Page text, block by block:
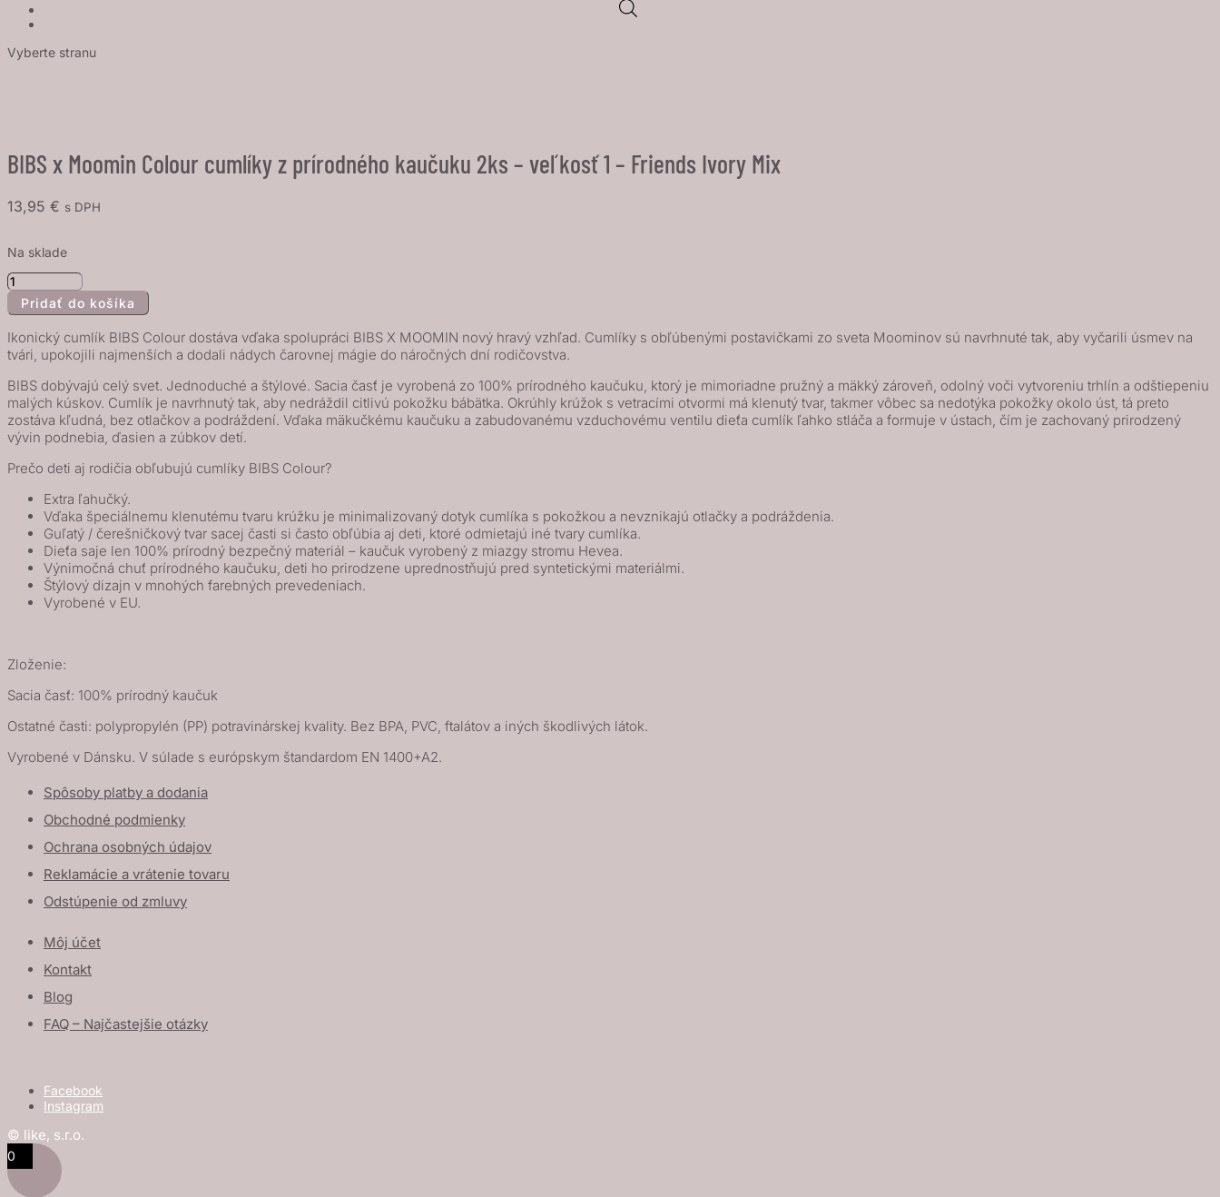
Vyberte stranu
BIBS x Moomin Colour cumlíky z prírodného kaučuku 2ks – veľkosť 1 – Friends Ivory Mix
13,95 € s DPH
Na sklade
množstvo
BIBS
Moomin
cumlíky
z
prírodného
kaučuku
veľkosť
Friends
Pridať do košíka
Ikonický cumlík BIBS Colour dostáva vďaka spolupráci BIBS X MOOMIN nový hravý vzhľad. Cumlíky s obľúbenými postavičkami zo sveta Moominov sú navrhnuté tak, aby vyčarili úsmev na
tvári, upokojili najmenších a dodali nádych čarovnej mágie do náročných dní rodičovstva.
BIBS dobývajú celý svet. Jednoduché a štýlové. Sacia časť je vyrobená zo 100% prírodného kaučuku, ktorý je mimoriadne pružný a mäkký zároveň, odolný voči vytvoreniu trhlín a odštiepeniu
malých kúskov. Cumlík je navrhnutý tak, aby nedráždil citlivú pokožku bábätka. Okrúhly krúžok s vetracími otvormi má klenutý tvar, takmer vôbec sa nedotýka pokožky okolo úst, tá preto
zostáva kľudná, bez otlačkov a podráždení. Vďaka mäkučkému kaučuku a zabudovanému vzduchovému ventilu dieťa cumlík ľahko stláča a formuje v ústach, čím je zachovaný prirodzený
vývin podnebia, ďasien a zúbkov detí.
Prečo deti aj rodičia obľubujú cumlíky BIBS Colour?
Extra ľahučký.
Vďaka špeciálnemu klenutému tvaru krúžku je minimalizovaný dotyk cumlíka s pokožkou a nevznikajú otlačky a podráždenia.
Guľatý / čerešničkový tvar sacej časti si často obľúbia aj deti, ktoré odmietajú iné tvary cumlíka.
Dieťa saje len 100% prírodný bezpečný materiál – kaučuk vyrobený z miazgy stromu Hevea.
Výnimočná chuť prírodného kaučuku, deti ho prirodzene uprednostňujú pred syntetickými materiálmi.
Štýlový dizajn v mnohých farebných prevedeniach.
Vyrobené v EU.
Zloženie:
Sacia časť: 100% prírodný kaučuk
Ostatné časti: polypropylén (PP) potravinárskej kvality. Bez BPA, PVC, ftalátov a iných škodlivých látok.
Vyrobené v Dánsku. V súlade s európskym štandardom EN 1400+A2.
Spôsoby platby a dodania
Obchodné podmienky
Ochrana osobných údajov
Reklamácie a vrátenie tovaru
Odstúpenie od zmluvy
Môj účet
Kontakt
Blog
FAQ – Najčastejšie otázky
Facebook
Instagram
© like, s.r.o.
0